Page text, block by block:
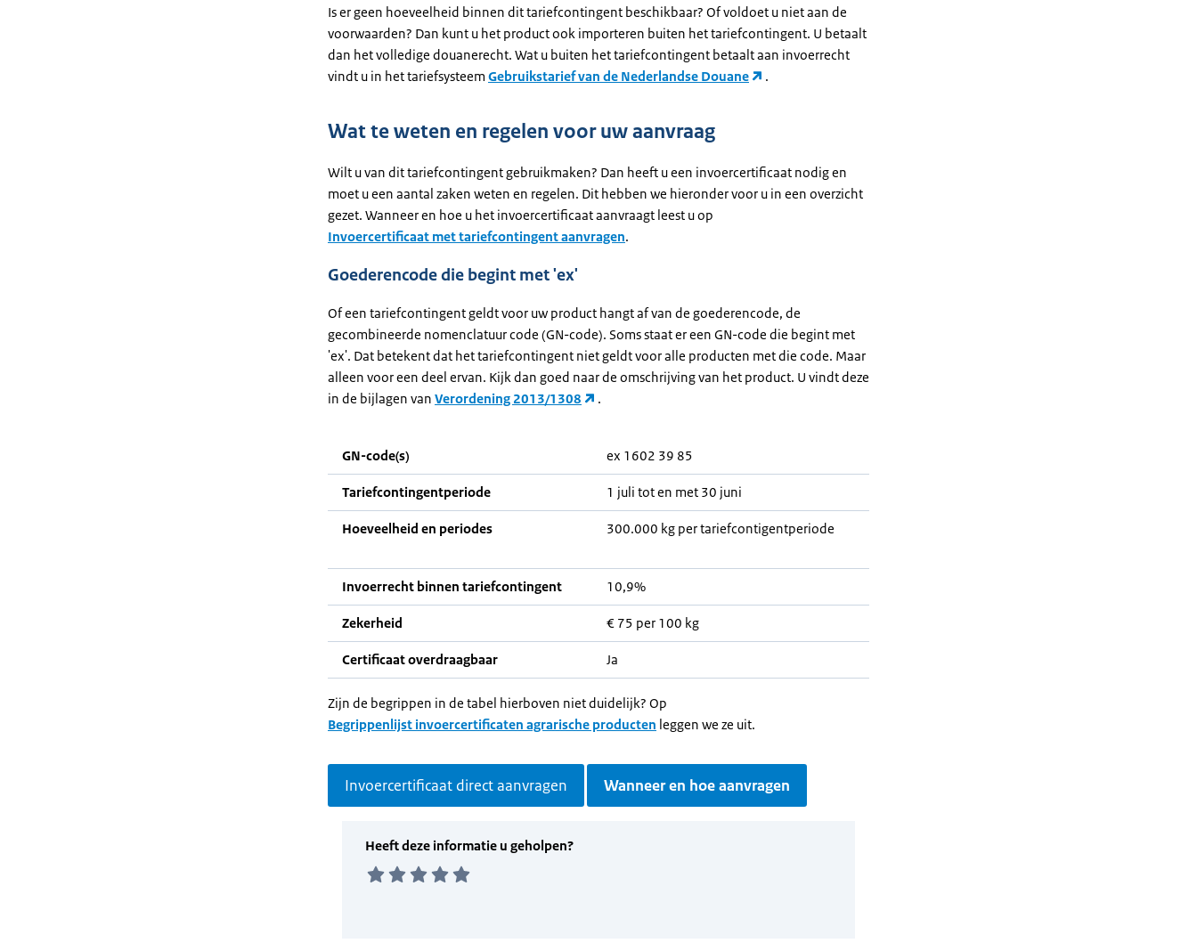
Is er geen hoeveelheid binnen dit tariefcontingent beschikbaar? Of voldoet u niet aan de
voorwaarden? Dan kunt u het product ook importeren buiten het tariefcontingent. U betaalt
dan het volledige douanerecht. Wat u buiten het tariefcontingent betaalt aan invoerrecht
vindt u in het tariefsysteem Gebruikstarief van de Nederlandse Douane .
Wat te weten en regelen voor uw aanvraag
Wilt u van dit tariefcontingent gebruikmaken? Dan heeft u een invoercertificaat nodig en
moet u een aantal zaken weten en regelen. Dit hebben we hieronder voor u in een overzicht
gezet. Wanneer en hoe u het invoercertificaat aanvraagt leest u op
Invoercertificaat met tariefcontingent aanvragen.
Goederencode die begint met 'ex'
Of een tariefcontingent geldt voor uw product hangt af van de goederencode, de
gecombineerde nomenclatuur code (GN-code). Soms staat er een GN-code die begint met
'ex'. Dat betekent dat het tariefcontingent niet geldt voor alle producten met die code. Maar
alleen voor een deel ervan. Kijk dan goed naar de omschrijving van het product. U vindt deze
in de bijlagen van Verordening 2013/1308 .
GN-code(s) ex 1602 39 85
Tariefcontingentperiode 1 juli tot en met 30 juni
Hoeveelheid en periodes 300.000 kg per tariefcontigentperiode
Invoerrecht binnen tariefcontingent 10,9%
Zekerheid € 75 per 100 kg
Certificaat overdraagbaar Ja
Zijn de begrippen in de tabel hierboven niet duidelijk? Op
Begrippenlijst invoercertificaten agrarische producten leggen we ze uit.
Invoercertificaat direct aanvragen Wanneer en hoe aanvragen